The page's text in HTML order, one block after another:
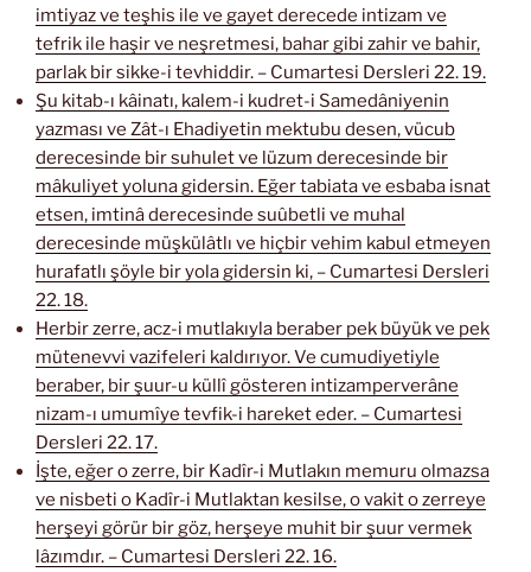
imtiyaz ve teşhis ile ve gayet derecede intizam ve
tefrik ile haşir ve neşretmesi, bahar gibi zahir ve bahir,
parlak bir sikke-i tevhiddir. – Cumartesi Dersleri 22. 19.
Şu kitab-ı kâinatı, kalem-i kudret-i Samedâniyenin
yazması ve Zât-ı Ehadiyetin mektubu desen, vücub
derecesinde bir suhulet ve lüzum derecesinde bir
mâkuliyet yoluna gidersin. Eğer tabiata ve esbaba isnat
etsen, imtinâ derecesinde suûbetli ve muhal
derecesinde müşkülâtlı ve hiçbir vehim kabul etmeyen
hurafatlı şöyle bir yola gidersin ki, – Cumartesi Dersleri
22. 18.
Herbir zerre, acz-i mutlakıyla beraber pek büyük ve pek
mütenevvi vazifeleri kaldırıyor. Ve cumudiyetiyle
beraber, bir şuur-u küllî gösteren intizamperverâne
nizam-ı umumîye tevfik-i hareket eder. – Cumartesi
Dersleri 22. 17.
İşte, eğer o zerre, bir Kadîr-i Mutlakın memuru olmazsa
ve nisbeti o Kadîr-i Mutlaktan kesilse, o vakit o zerreye
herşeyi görür bir göz, herşeye muhit bir şuur vermek
lâzımdır. – Cumartesi Dersleri 22. 16.